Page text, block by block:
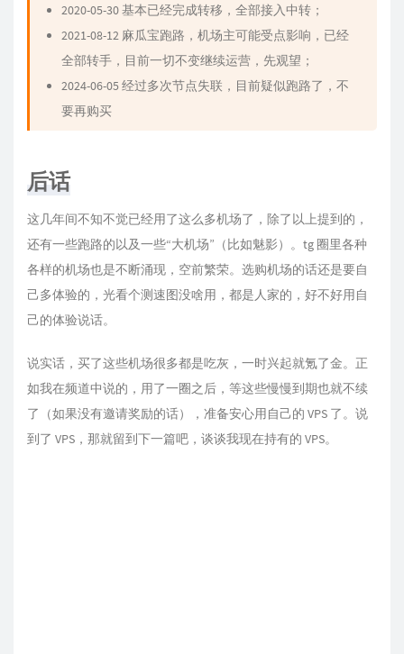
2020-05-30 基本已经完成转移，全部接入中转；
2021-08-12 麻瓜宝跑路，机场主可能受点影响，已经
全部转手，目前一切不变继续运营，先观望；
2024-06-05 经过多次节点失联，目前疑似跑路了，不
要再购买
后话
这几年间不知不觉已经用了这么多机场了，除了以上提到的，
还有一些跑路的以及一些“大机场”（比如魅影）。tg 圈里各种
各样的机场也是不断涌现，空前繁荣。选购机场的话还是要自
己多体验的，光看个测速图没啥用，都是人家的，好不好用自
己的体验说话。
说实话，买了这些机场很多都是吃灰，一时兴起就氪了金。正
如我在频道中说的，用了一圈之后，等这些慢慢到期也就不续
了（如果没有邀请奖励的话），准备安心用自己的 VPS 了。说
到了 VPS，那就留到下一篇吧，谈谈我现在持有的 VPS。